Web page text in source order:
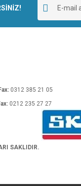
0312 385 21 05
0212 235 27 27
SAKLIDIR.